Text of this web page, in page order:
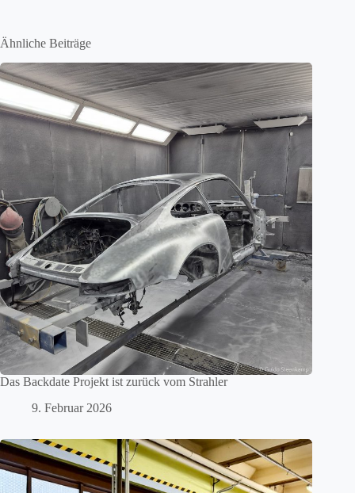
Ähnliche Beiträge
Das Backdate Projekt ist zurück vom Strahler
9. Februar 2026